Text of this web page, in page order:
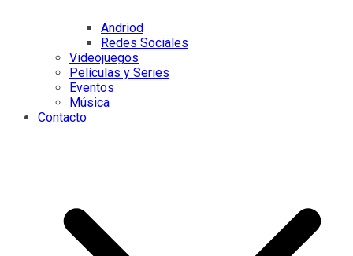
Andriod
Redes Sociales
Videojuegos
Películas y Series
Eventos
Música
Contacto